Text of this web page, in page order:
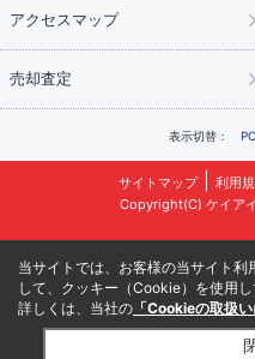
アクセスマップ
売却査定
表示切替： PC
サイトマップ 利用
Copyright(C) ケイア
当サイトでは、お客様の当サイト利
して、クッキー（Cookie）を使用し
詳しくは、当社の 「Cookieの取扱い